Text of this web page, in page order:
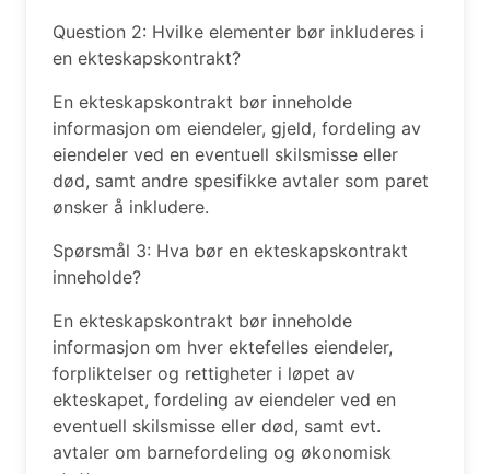
Question 2: Hvilke elementer bør inkluderes i
en ekteskapskontrakt?
En ekteskapskontrakt bør inneholde
informasjon om eiendeler, gjeld, fordeling av
eiendeler ved en eventuell skilsmisse eller
død, samt andre spesifikke avtaler som paret
ønsker å inkludere.
Spørsmål 3: Hva bør en ekteskapskontrakt
inneholde?
En ekteskapskontrakt bør inneholde
informasjon om hver ektefelles eiendeler,
forpliktelser og rettigheter i løpet av
ekteskapet, fordeling av eiendeler ved en
eventuell skilsmisse eller død, samt evt.
avtaler om barnefordeling og økonomisk